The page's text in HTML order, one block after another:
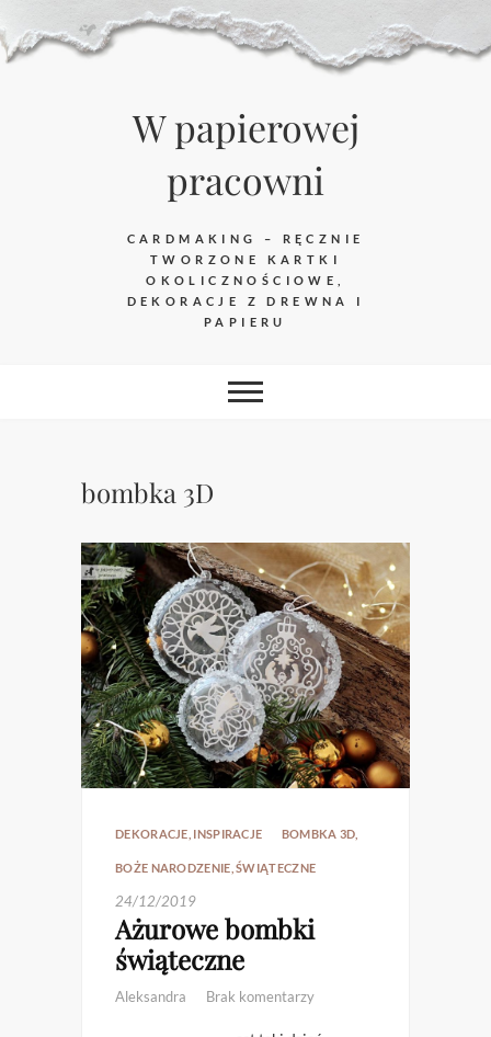
to
content
W papierowej
pracowni
CARDMAKING – RĘCZNIE
TWORZONE KARTKI
OKOLICZNOŚCIOWE,
DEKORACJE Z DREWNA I
PAPIERU
bombka 3D
DEKORACJE INSPIRACJE BOMBKA 3D
BOŻE NARODZENIE ,ŚWIĄTECZNE
24/12/2019
Ażurowe bombki
świąteczne
Aleksandra Brak komentarzy